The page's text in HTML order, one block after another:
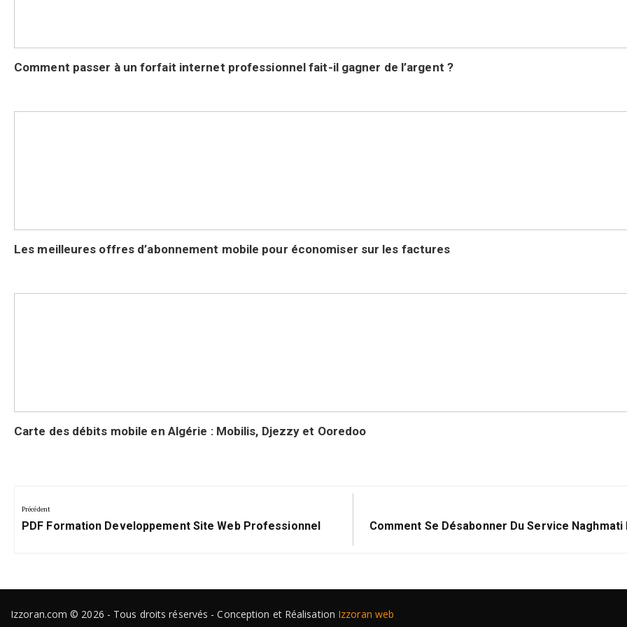
Comment passer à un forfait internet professionnel fait-il gagner de l’argent ?
Les meilleures offres d’abonnement mobile pour économiser sur les factures
Carte des débits mobile en Algérie : Mobilis, Djezzy et Ooredoo
de
l’article
Précédent
Précédent:
PDF Formation Developpement Site Web Professionnel Suivant:
Comment Se Désabonner Du Service Naghmati
Izzoran.com © 2026 - Tous droits réservés - Conception et Réalisation Izzoran web